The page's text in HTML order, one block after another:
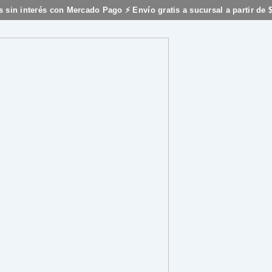
sin interés con Mercado Pago ⚡ Envío gratis a sucursal a partir de